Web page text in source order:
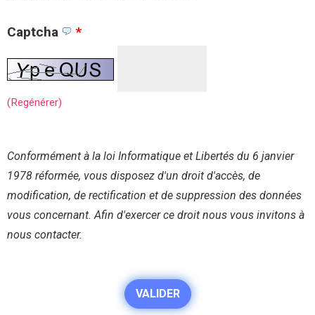
Captcha *
(Regénérer)
Conformément à la loi Informatique et Libertés du 6 janvier
1978 réformée, vous disposez d'un droit d'accès, de
modification, de rectification et de suppression des données
vous concernant. Afin d'exercer ce droit nous vous invitons à
nous contacter.